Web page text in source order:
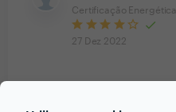
Certificação Energética
27 Dez 2022